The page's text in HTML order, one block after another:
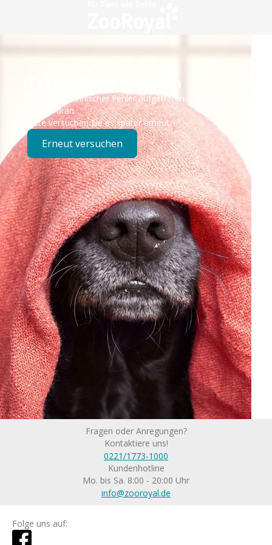
Technisches Problem
Es ist ein technischer Fehler aufgetreten – wir sind
bereits dran.
Bitte versuchen Sie es später erneut.
Erneut versuchen
Fragen oder Anregungen?
Kontaktiere uns!
0221/1773-1000
Kundenhotline
Mo. bis Sa. 8:00 - 20:00 Uhr
info@zooroyal.de
Folge uns auf: